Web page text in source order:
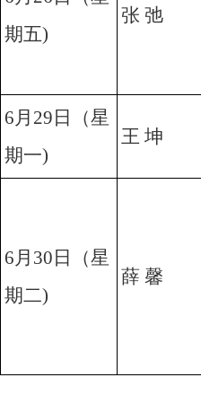
期五)
张 弛
6月29日（星
期一)
王 坤
6月30日（星
期二)
薛 馨